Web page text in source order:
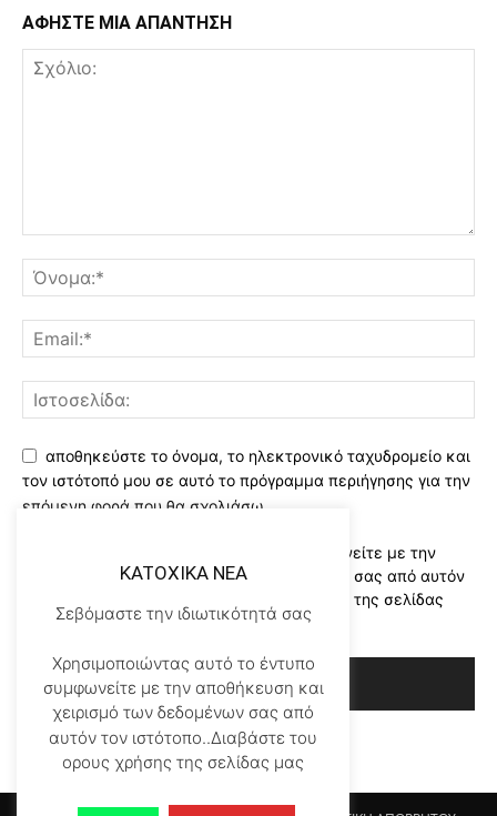
ΑΦΗΣΤΕ ΜΙΑ ΑΠΑΝΤΗΣΗ
αποθηκεύστε το όνομα, το ηλεκτρονικό ταχυδρομείο και
τον ιστότοπό μου σε αυτό το πρόγραμμα περιήγησης για την
επόμενη φορά που θα σχολιάσω.
Χρησιμοποιώντας αυτό το έντυπο συμφωνείτε με την
αποθήκευση και χειρισμό των δεδομένων σας από αυτόν
τον ιστότοπο..Διαβάστε του ορους χρήσης της σελίδας
μας*
KATOXIKA NEA
Σεβόμαστε την ιδιωτικότητά σας
Χρησιμοποιώντας αυτό το έντυπο
συμφωνείτε με την αποθήκευση και
χειρισμό των δεδομένων σας από
αυτόν τον ιστότοπο..Διαβάστε του
ορους χρήσης της σελίδας μας